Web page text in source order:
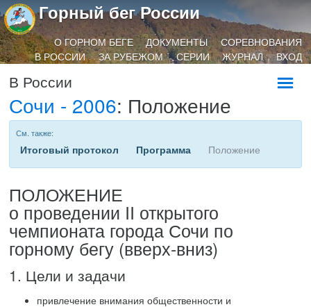
Горный бег России
О ГОРНОМ БЕГЕ ДОКУМЕНТЫ
СОРЕВНОВАНИЯ
В РОССИИ
ЗА РУБЕЖОМ СЕРИИ ЖУРНАЛ ВХОД
В России
Сочи - 2006: Положение
См. также:
Итоговый протокол Программа Положение
ПОЛОЖЕНИЕ
о проведении II открытого
чемпионата города Сочи по
горному бегу (вверх-вниз)
1. Цели и задачи
привлечение внимания общественности и